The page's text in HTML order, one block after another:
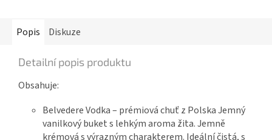
Popis Diskuze
Detailní popis produktu
Obsahuje:
Belvedere Vodka – prémiová chuť z PolskaJemný
vanilkový buket s lehkým aroma žita. Jemně
krémová s výrazným charakterem. Ideální čistá, s